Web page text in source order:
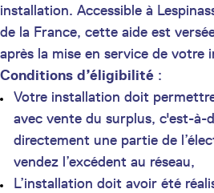
installation. Accessible à
de la France, cette aide est
après la mise en service de votre
Conditions d’éligibilité :
Votre installation doit
avec vente du surplus, c'est-à-
directement une partie de
vendez l’excédent au réseau,
L’installation doit avoir été